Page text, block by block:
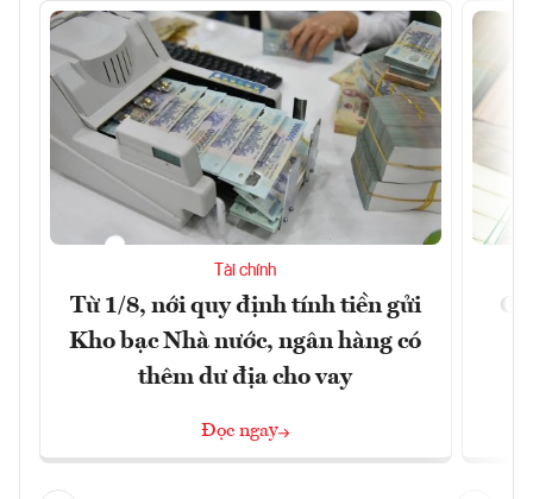
Tài chính
Từ 1/8, nới quy định tính tiền gửi
Kho bạc Nhà nước, ngân hàng có
thêm dư địa cho vay
Đọc ngay